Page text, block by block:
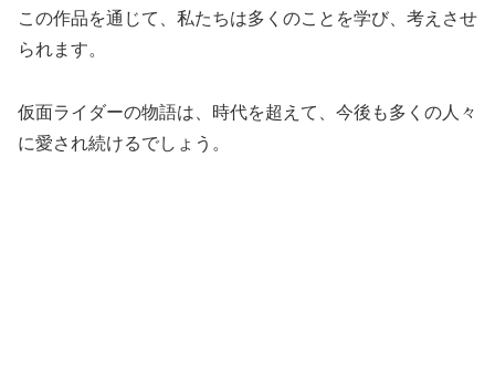
この作品を通じて、私たちは多くのことを学び、考えさせ
られます。
仮面ライダーの物語は、時代を超えて、今後も多くの人々
に愛され続けるでしょう。